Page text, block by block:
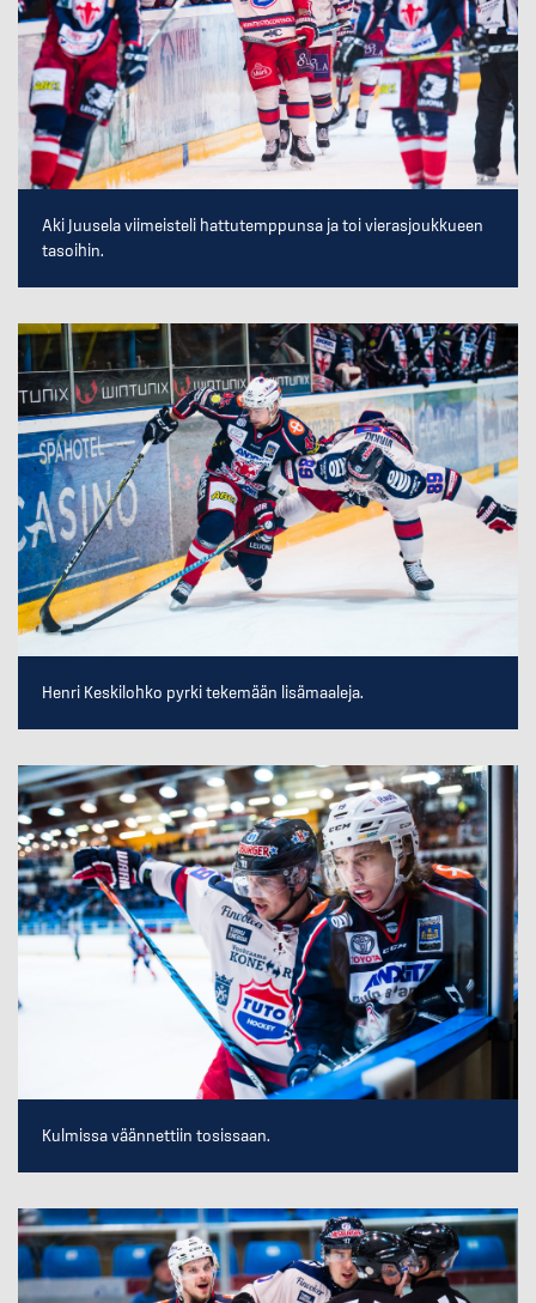
Aki Juusela viimeisteli hattutemppunsa ja toi vierasjoukkueen
tasoihin.
Henri Keskilohko pyrki tekemään lisämaaleja.
Kulmissa väännettiin tosissaan.